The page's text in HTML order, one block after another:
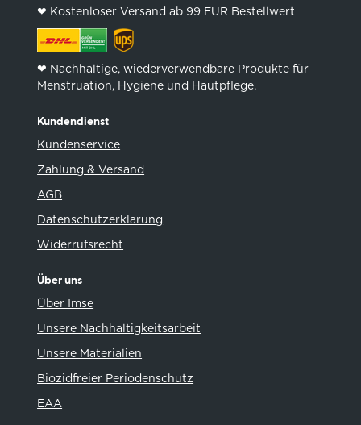
❤︎ Kostenloser Versand ab 99 EUR Bestellwert
❤︎ Nachhaltige, wiederverwendbare Produkte für
Menstruation, Hygiene und Hautpflege.
Kundendienst
Kundenservice
Zahlung & Versand
AGB
Datenschutzerklarung
Widerrufsrecht
Über uns
Über Imse
Unsere Nachhaltigkeitsarbeit
Unsere Materialien
Biozidfreier Periodenschutz
EAA